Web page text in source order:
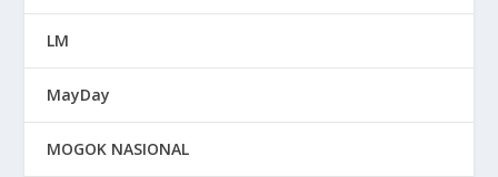
LM
MayDay
MOGOK NASIONAL